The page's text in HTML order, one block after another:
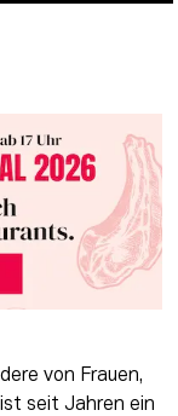
von Frauen,
seit Jahren ein